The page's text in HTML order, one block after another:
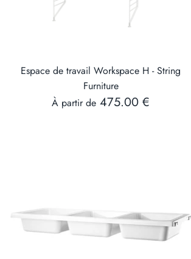
Espace de travail Workspace H - String
Furniture
À partir de 475.00 €